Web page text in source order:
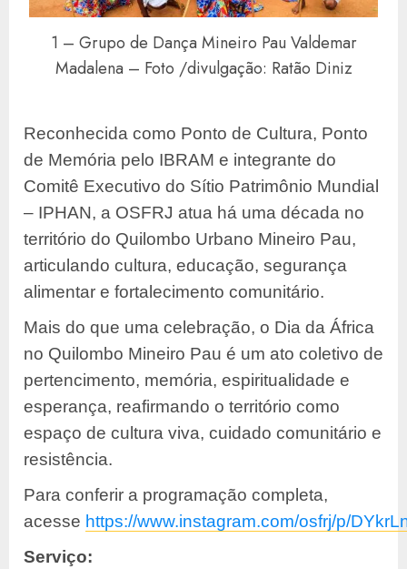
1 – Grupo de Dança Mineiro Pau Valdemar
Madalena – Foto /divulgação: Ratão Diniz
Reconhecida como Ponto de Cultura, Ponto
de Memória pelo IBRAM e integrante do
Comitê Executivo do Sítio Patrimônio Mundial
– IPHAN, a OSFRJ atua há uma década no
território do Quilombo Urbano Mineiro Pau,
articulando cultura, educação, segurança
alimentar e fortalecimento comunitário.
Mais do que uma celebração, o Dia da África
no Quilombo Mineiro Pau é um ato coletivo de
pertencimento, memória, espiritualidade e
esperança, reafirmando o território como
espaço de cultura viva, cuidado comunitário e
resistência.
Para conferir a programação completa,
acesse https://www.instagram.com/osfrj/p/
Serviço: